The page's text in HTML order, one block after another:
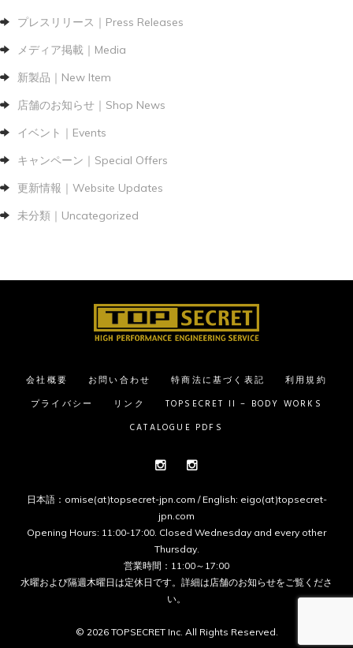
プレスリリース｜Press Releases
メディア掲載｜Media
新製品｜New Item
店舗のお知らせ｜Shop News
イベント｜Events
キャンペーン｜Special Offers
更新情報｜Website Updates
未分類｜Uncategorized
会社概要 お問い合わせ 特商法に基づく表記
利用規約
プライバシー
リンク
TOPSECRET II – BODY WORKS
CATALOGUE PDFS
日本語：omise(at)topsecret-jpn.com / English: eigo(at)topsecret-
jpn.com
Opening Hours: 11:00-17:00. Closed Wednesday and every other
Thursday.
営業時間：11:00～17:00
水曜および隔週木曜日は定休日です。詳細は店舗のお知らせをご覧くださ
い。
© 2026 TOPSECRET Inc. All Rights Reserved.